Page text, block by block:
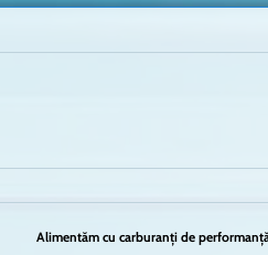
Alimentăm cu carburanți de